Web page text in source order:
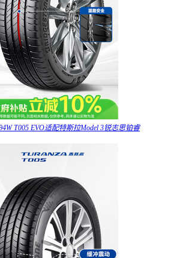
T005 EVO适配特斯拉Model 3锐志思铂睿